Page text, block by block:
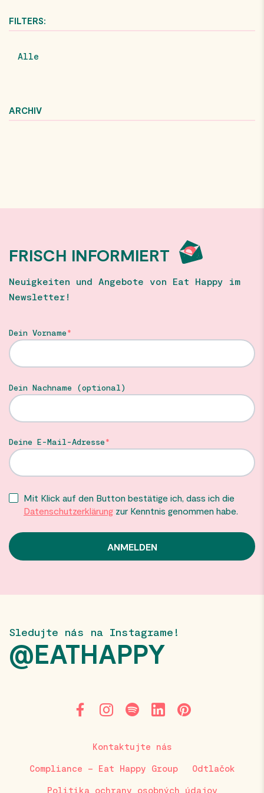
FILTERS:
Alle
ARCHIV
FRISCH INFORMIERT
Neuigkeiten und Angebote von Eat Happy im
Newsletter!
Dein Vorname
Dein Nachname (optional)
Deine E-Mail-Adresse
Mit Klick auf den Button bestätige ich, dass ich die
Datenschutzerklärung zur Kenntnis genommen habe.
Sledujte nás na Instagrame!
@EATHAPPY
Kontaktujte nás
Compliance – Eat Happy Group Odtlačok
Politika ochrany osobných údajov